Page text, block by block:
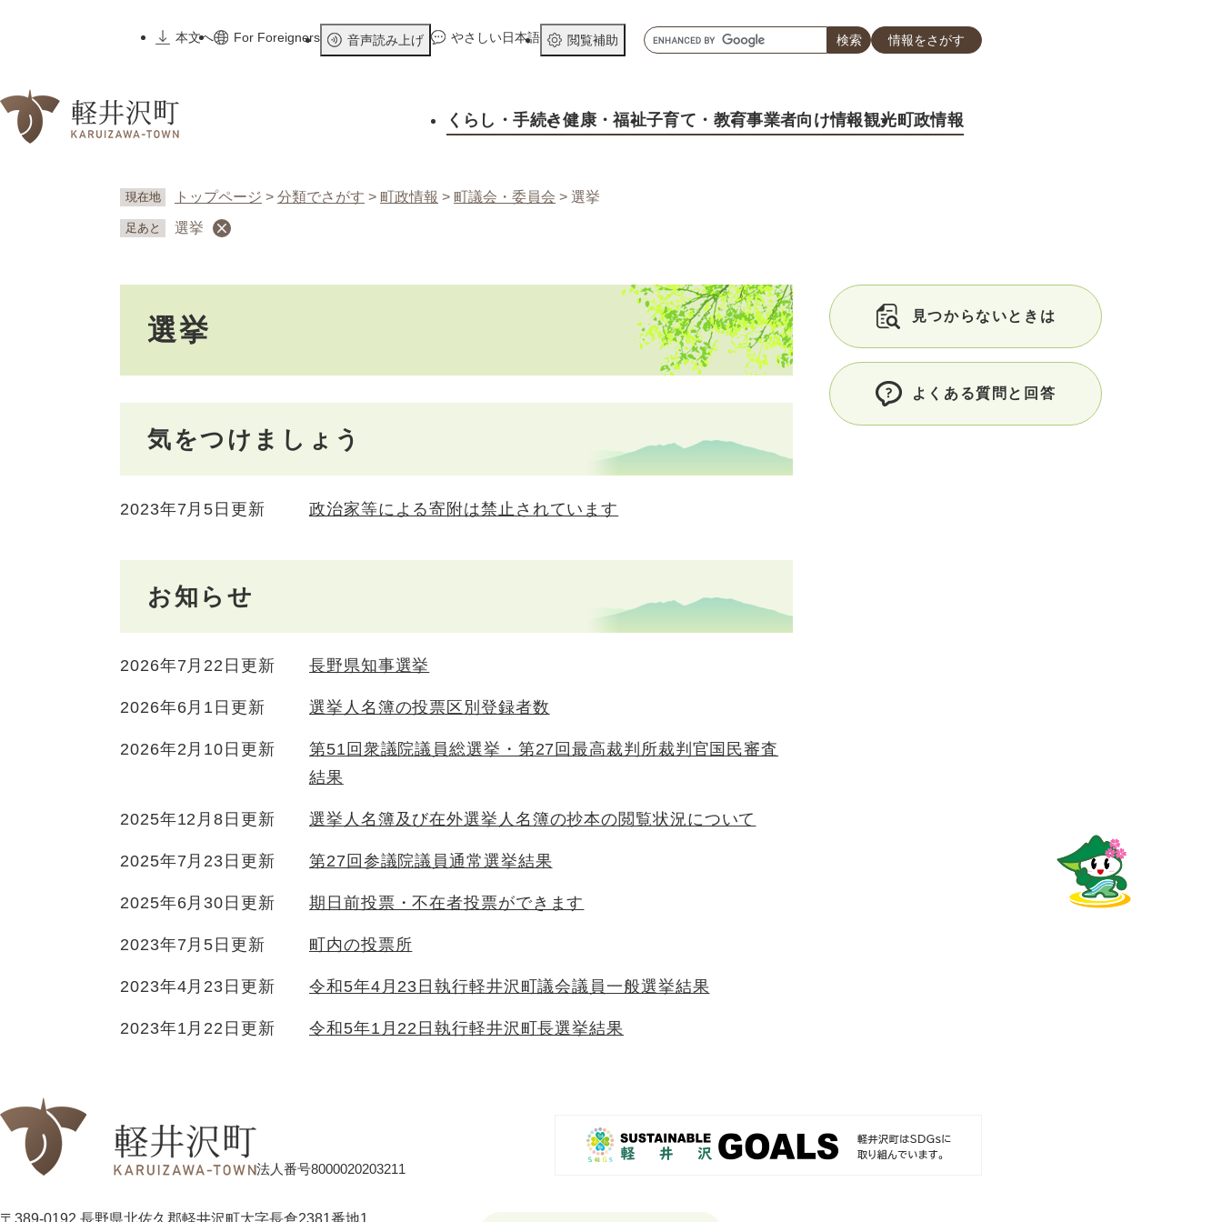
先
本文へ
For Foreigners 音声読み上げ やさしい日本語 閲覧補助
キ
ー
ド
情報をさがす
くらし ・手続き健康 ・福祉子育て ・教育事業者向け情報観光町政情報
現在地 トップページ > 分類でさがす > 町政情報 > 町議会・委員会 > 選挙
足あと 選挙
選挙
気をつけましょう
2023年7月5日更新 政治家等による寄附は禁止されています
お知らせ
2026年7月22日更新 長野県知事選挙
2026年6月1日更新 選挙人名簿の投票区別登録者数
2026年2月10日更新
第51回衆議院議員総選挙・第27回最高裁判所裁判官国民審査
結果
2025年12月8日更新 選挙人名簿及び在外選挙人名簿の抄本の閲覧状況について
2025年7月23日更新 第27回参議院議員通常選挙結果
2025年6月30日更新 期日前投票・不在者投票ができます
2023年7月5日更新 町内の投票所
2023年4月23日更新 令和5年4月23日執行軽井沢町議会議員一般選挙結果
2023年1月22日更新 令和5年1月22日執行軽井沢町長選挙結果
見つからないときは
よくある質問と回答
法人番号8000020203211